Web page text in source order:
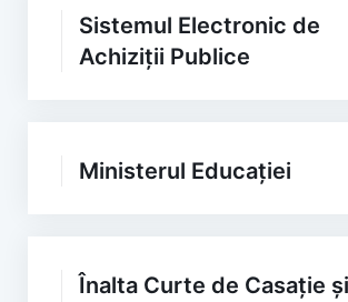
Sistemul Electronic de
Achiziții Publice
Ministerul Educației
Înalta Curte de Casație și